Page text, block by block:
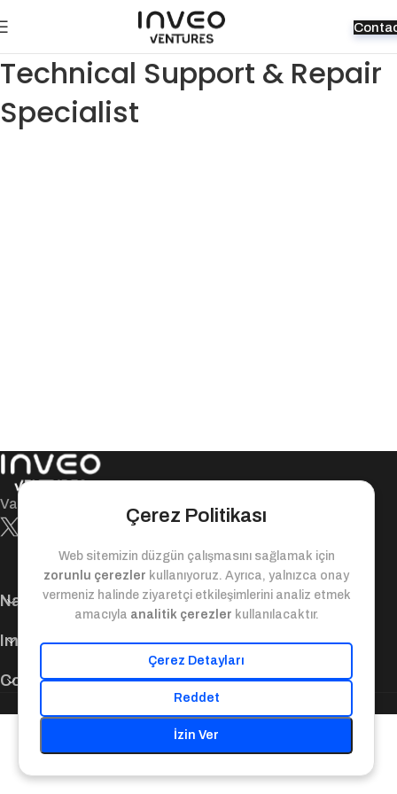
Technical Support & Repair
Specialist
Value-bridge between today and tomorrow!
Navigation
Important Links
Contact Us
© 2025. Inveo Ventures. All Rights Reserved.
Çerez Politikası
Web sitemizin düzgün çalışmasını sağlamak için
zorunlu çerezler kullanıyoruz. Ayrıca, yalnızca onay
vermeniz halinde ziyaretçi etkileşimlerini analiz etmek
amacıyla analitik çerezler kullanılacaktır.
Çerez Detayları
Reddet
İzin Ver